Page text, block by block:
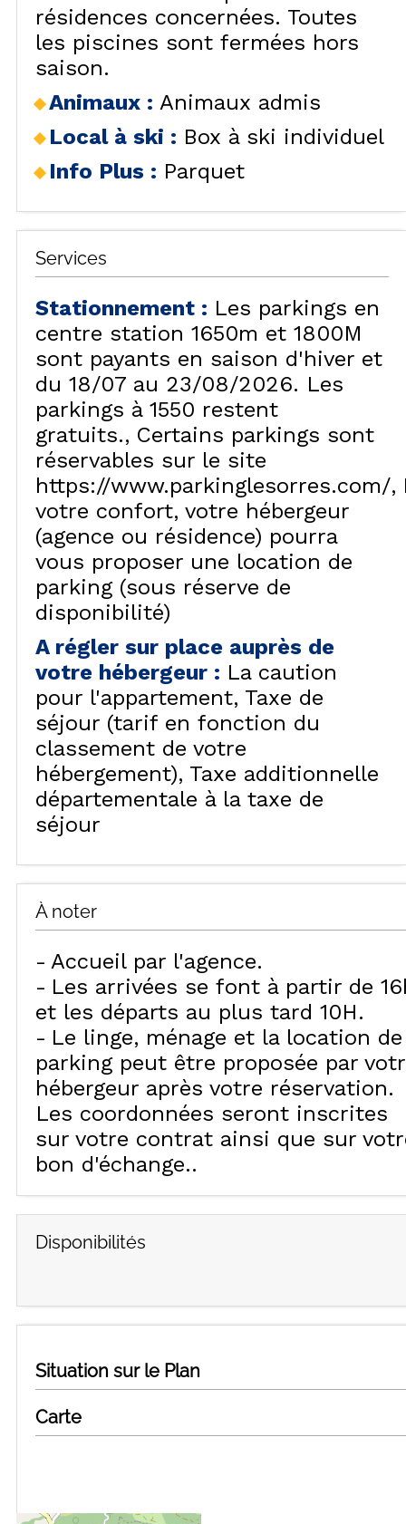
résidences concernées. Toutes
les piscines sont fermées hors
saison.
Animaux : Animaux admis
Local à ski : Box à ski individuel
Info Plus : Parquet
Services
Stationnement : Les parkings en
centre station 1650m et 1800M
sont payants en saison d'hiver et
du 18/07 au 23/08/2026. Les
parkings à 1550 restent
gratuits.
Certains parkings sont
réservables sur le site
https://www.parkinglesorres.com/
votre confort, votre hébergeur
(agence ou résidence) pourra
vous proposer une location de
parking (sous réserve de
disponibilité)
A régler sur place auprès de
votre hébergeur : La caution
pour l'appartement Taxe de
séjour (tarif en fonction du
classement de votre
hébergement) Taxe additionnelle
départementale à la taxe de
séjour
À noter
Accueil par l'agence
Les arrivées se font à partir de
et les départs au plus tard 10H
Le linge, ménage et la location de
parking peut être proposée par
hébergeur après votre réservation.
Les coordonnées seront inscrites
sur votre contrat ainsi que sur
bon d'échange.
Disponibilités
Situation sur le Plan
Carte